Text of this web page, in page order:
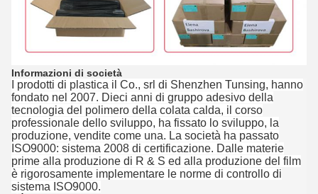
Informazioni di società
I prodotti di plastica il Co., srl di Shenzhen Tunsing, hanno
fondato nel 2007. Dieci anni di gruppo adesivo della
tecnologia del polimero della colata calda, il corso
professionale dello sviluppo, ha fissato lo sviluppo, la
produzione, vendite come una. La società ha passato
ISO9000: sistema 2008 di certificazione. Dalle materie
prime alla produzione di R & S ed alla produzione del film
è rigorosamente implementare le norme di controllo di
sistema ISO9000.